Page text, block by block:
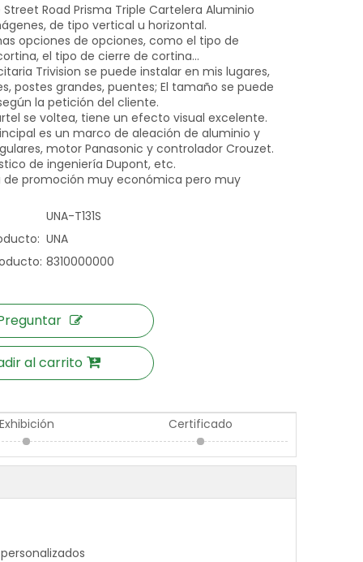
Road Prisma Triple Cartelera Aluminio
de tipo vertical u horizontal.
opciones de opciones, como el tipo de
el tipo de cierre de cortina...
Trivision se puede instalar en mis lugares,
postes grandes, puentes; El tamaño se puede
la petición del cliente.
se voltea, tiene un efecto visual excelente.
es un marco de aleación de aluminio y
motor Panasonic y controlador Crouzet.
de ingeniería Dupont, etc.
de promoción muy económica pero muy
UNA-T131S
UNA
8310000000
al carrito
Exhibición Certificado